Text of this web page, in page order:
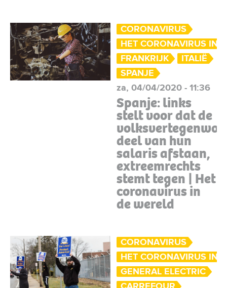
CORONAVIRUS
HET CORONAVIRUS IN
FRANKRIJK
ITALIË
SPANJE
za, 04/04/2020 - 11:36
Spanje: links
stelt voor dat de
deel van hun
salaris afstaan,
extreemrechts
stemt tegen | Het
coronavirus in
de wereld
CORONAVIRUS
HET CORONAVIRUS IN
GENERAL ELECTRIC